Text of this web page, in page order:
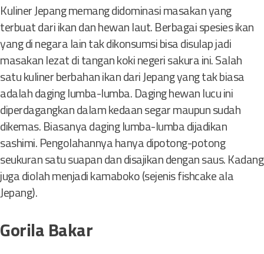
Kuliner Jepang memang didominasi masakan yang
terbuat dari ikan dan hewan laut. Berbagai spesies ikan
yang di negara lain tak dikonsumsi bisa disulap jadi
masakan lezat di tangan koki negeri sakura ini. Salah
satu kuliner berbahan ikan dari Jepang yang tak biasa
adalah daging lumba-lumba. Daging hewan lucu ini
diperdagangkan dalam kedaan segar maupun sudah
dikemas. Biasanya daging lumba-lumba dijadikan
sashimi. Pengolahannya hanya dipotong-potong
seukuran satu suapan dan disajikan dengan saus. Kadang
juga diolah menjadi kamaboko (sejenis fishcake ala
Jepang).
Gorila Bakar